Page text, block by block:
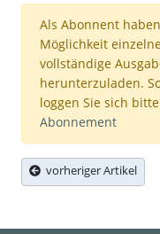
Als Abonnent
Möglichkeit
vollständige
herunterzuladen.
loggen Sie sich
Abonnement
vorheriger Artikel